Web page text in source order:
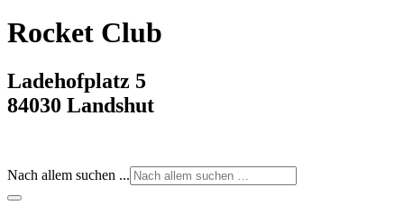
Rocket Club
Ladehofplatz 5
84030 Landshut
Nach allem suchen ...